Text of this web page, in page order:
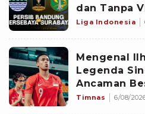
dan Tanpa
Presiden
Liga Indonesia
Mengenal
Legenda
Ancaman
Indonesia di
Timnas 6/08/